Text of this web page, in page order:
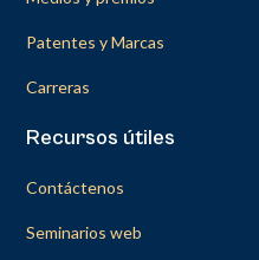
Patentes y Marcas
Carreras
Recursos útiles
Contáctenos
Seminarios web